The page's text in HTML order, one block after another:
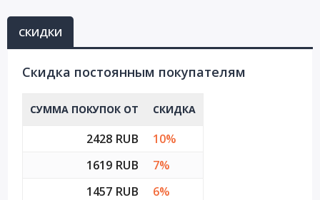
СКИДКИ
Cкидка постоянным покупателям
СУММА ПОКУПОК ОТ СКИДКА
2428 RUB
10%
1619 RUB
7%
1457 RUB
6%